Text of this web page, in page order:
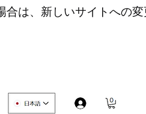
合は、新しいサイトへの変